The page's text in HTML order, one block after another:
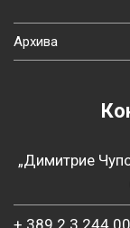
Архива
„Димитрие